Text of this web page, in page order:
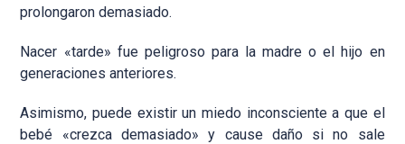
prolongaron demasiado.
Nacer «tarde» fue peligroso para la madre o el hijo en
generaciones anteriores.
Asimismo, puede existir un miedo inconsciente a que el
bebé «crezca demasiado» y cause daño si no sale